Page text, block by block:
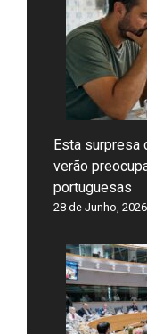
Esta surpresa
verão
portuguesas
28 de Junho, 2026